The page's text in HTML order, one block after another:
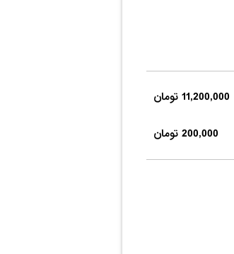
11,200,000 تومان
200,000 تومان